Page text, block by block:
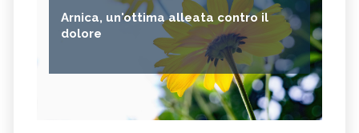
Arnica, un'ottima alleata contro il
dolore